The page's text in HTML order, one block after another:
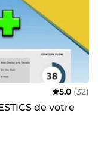
5,0 (32)
de votre